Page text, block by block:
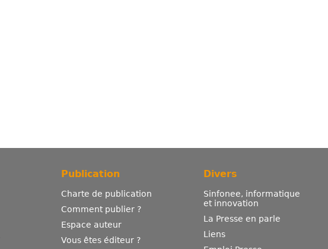
Publication
Charte de publication
Comment publier ?
Espace auteur
Vous êtes éditeur ?
Divers
Sinfonee, informatique
et innovation
La Presse en parle
Liens